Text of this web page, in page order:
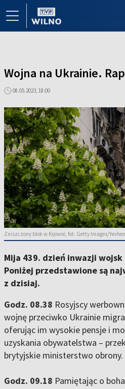
Wojna na Ukrainie.
08.05.2023, 18:00
Zniszczony blok w Kijowie, fot. Getty Images/
Mija 439. dzień inwazji
Poniżej przedstawione są
z dzisiaj.
Godz. 08.38 Rosyjscy
wojnę przeciwko Ukrainie
oferując im wysokie pensje i
uzyskania obywatelstwa –
brytyjskie ministerstwo obrony.
Godz. 09.18 Pamiętając o